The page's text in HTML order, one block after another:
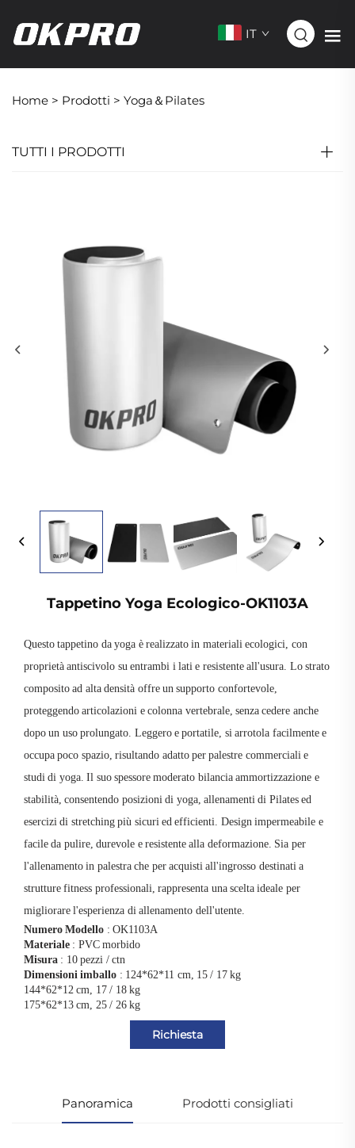
IT
Home > Prodotti > Yoga＆Pilates
TUTTI I PRODOTTI
Tappetino Yoga Ecologico-OK1103A
Questo tappetino da yoga è realizzato in materiali ecologici, con
proprietà antiscivolo su entrambi i lati e resistente all'usura. Lo strato
composito ad alta densità offre un supporto confortevole,
proteggendo articolazioni e colonna vertebrale, senza cedere anche
dopo un uso prolungato. Leggero e portatile, si arrotola facilmente e
occupa poco spazio, risultando adatto per palestre commerciali e
studi di yoga. Il suo spessore moderato bilancia ammortizzazione e
stabilità, consentendo posizioni di yoga, allenamenti di Pilates ed
esercizi di stretching più sicuri ed efficienti. Design impermeabile e
facile da pulire, durevole e resistente alla deformazione. Sia per
l'allenamento in palestra che per acquisti all'ingrosso destinati a
strutture fitness professionali, rappresenta una scelta ideale per
migliorare l'esperienza di allenamento dell'utente.
Numero Modello : OK1103A
Materiale : PVC morbido
Misura : 10 pezzi / ctn
Dimensioni imballo : 124*62*11 cm, 15 / 17 kg
144*62*12 cm, 17 / 18 kg
175*62*13 cm, 25 / 26 kg
Richiesta
Panoramica Prodotti consigliati